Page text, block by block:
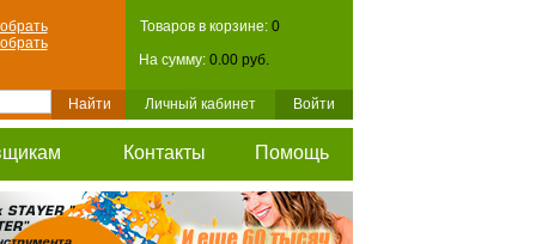
Товаров в корзине: 0
На сумму: 0.00 руб.
Личный кабинет Войти
Контакты Помощь